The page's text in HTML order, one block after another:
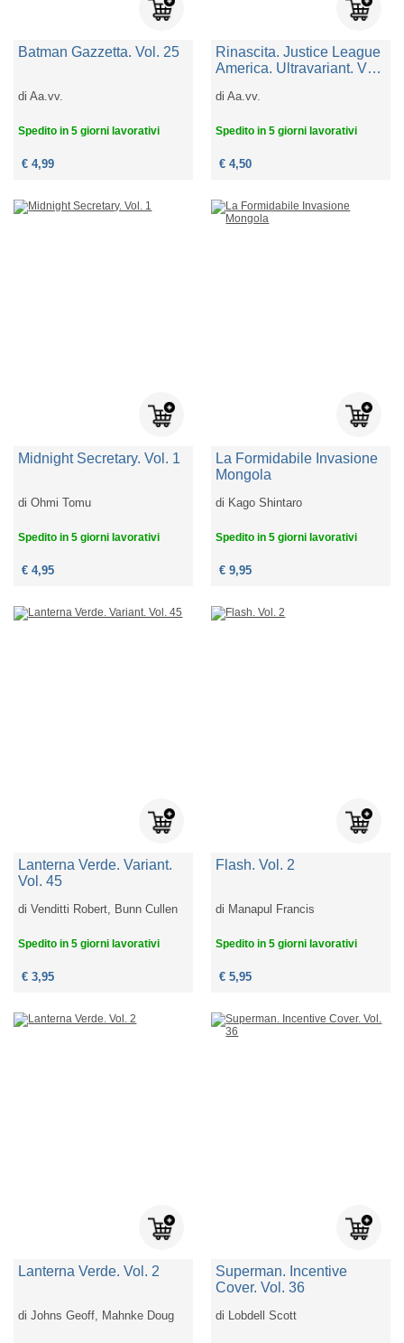
Batman Gazzetta. Vol. 25
diAa.vv.
Spedito in 5 giorni lavorativi
€ 4,99
Rinascita. Justice League
America. Ultravariant. Vol.
diAa.vv.
Spedito in 5 giorni lavorativi
€ 4,50
Midnight Secretary. Vol. 1
diOhmi Tomu
Spedito in 5 giorni lavorativi
€ 4,95
La Formidabile Invasione
Mongola
di Kago Shintaro
Spedito in 5 giorni lavorativi
€ 9,95
Lanterna Verde. Variant.
Vol. 45
diVenditti Robert, Bunn Cullen
Spedito in 5 giorni lavorativi
€ 3,95
Flash. Vol. 2
di Manapul Francis
Spedito in 5 giorni lavorativi
€ 5,95
Lanterna Verde. Vol. 2
diJohns Geoff, Mahnke Doug
Superman. Incentive
Cover. Vol. 36
di Lobdell Scott